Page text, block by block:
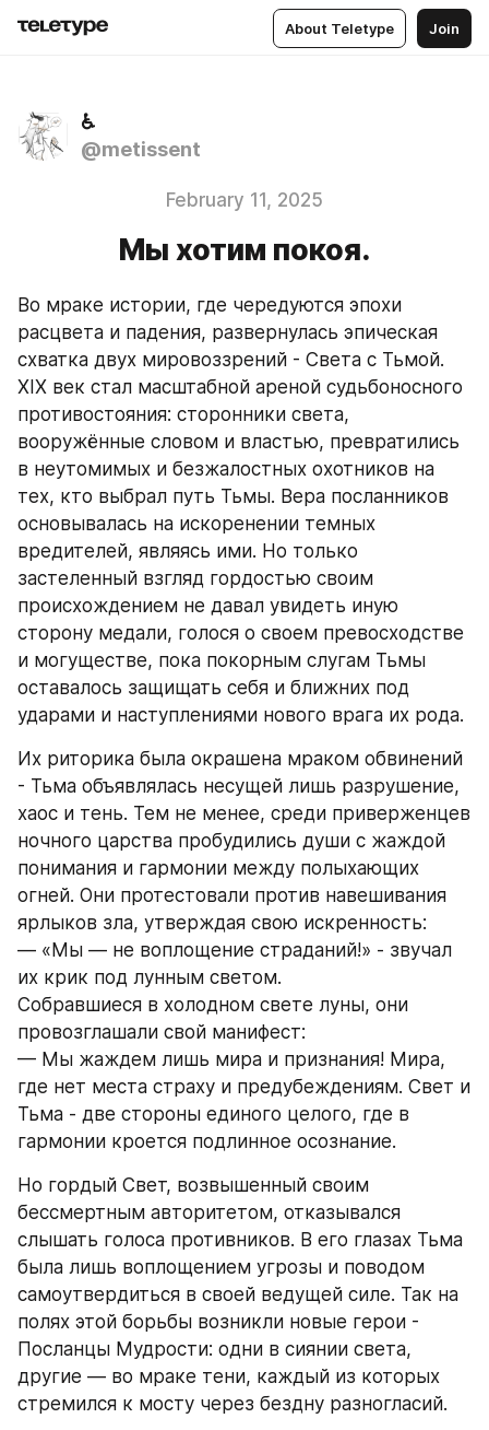
About Teletype Join
♿
@metissent
February 11, 2025
Мы хотим покоя.
ㅤВо мраке истории, где чередуются эпохи
расцвета и падения, развернулась эпическая
схватка двух мировоззрений - Света с Тьмой.
XIX век стал масштабной ареной судьбоносного
противостояния: сторонники света,
вооружённые словом и властью, превратились
в неутомимых и безжалостных охотников на
тех, кто выбрал путь Тьмы. Вера посланников
основывалась на искоренении темных
вредителей, являясь ими. Но только
застеленный взгляд гордостью своим
происхождением не давал увидеть иную
сторону медали, голося о своем превосходстве
и могуществе, пока покорным слугам Тьмы
оставалось защищать себя и ближних под
ударами и наступлениями нового врага их рода.
ㅤИх риторика была окрашена мраком обвинений
- Тьма объявлялась несущей лишь разрушение,
хаос и тень. Тем не менее, среди приверженцев
ночного царства пробудились души с жаждой
понимания и гармонии между полыхающих
огней. Они протестовали против навешивания
ярлыков зла, утверждая свою искренность:
— «Мы — не воплощение страданий!» - звучал
их крик под лунным светом.
ㅤСобравшиеся в холодном свете луны, они
провозглашали свой манифест:
— Мы жаждем лишь мира и признания! Мира,
где нет места страху и предубеждениям. Свет и
Тьма - две стороны единого целого, где в
гармонии кроется подлинное осознание.
ㅤНо гордый Свет, возвышенный своим
бессмертным авторитетом, отказывался
слышать голоса противников. В его глазах Тьма
была лишь воплощением угрозы и поводом
самоутвердиться в своей ведущей силе. Так на
полях этой борьбы возникли новые герои -
Посланцы Мудрости: одни в сиянии света,
другие — во мраке тени, каждый из которых
стремился к мосту через бездну разногласий.